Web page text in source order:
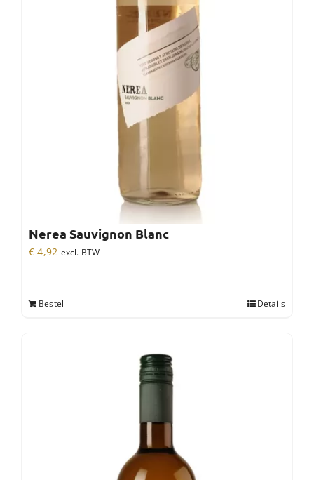
Nerea Sauvignon Blanc
€ 4,92 excl. BTW
Bestel Details